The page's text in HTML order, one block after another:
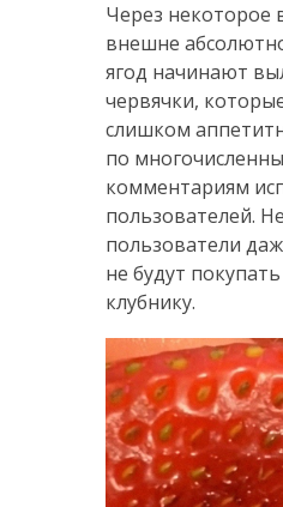
Через некоторое
внешне
ягод начинают
червячки,
слишком
по
комментариям
пользователей.
пользователи
не будут
клубнику.